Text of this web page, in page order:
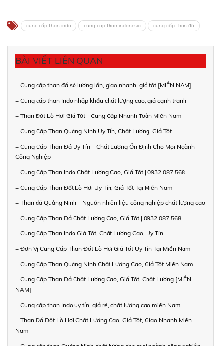
cung cấp than indo cung cap than indonesia cung cấp than đá
BÀI VIẾT LIÊN QUAN
+ Cung cấp than đá số lượng lớn, giao nhanh, giá tốt [MIỀN NAM]
+ Cung cấp than Indo nhập khẩu chất lượng cao, giá cạnh tranh
+ Than Đốt Lò Hơi Giá Tốt - Cung Cấp Nhanh Toàn Miền Nam
+ Cung Cấp Than Quảng Ninh Uy Tín, Chất Lượng, Giá Tốt
+ Cung Cấp Than Đá Uy Tín – Chất Lượng Ổn Định Cho Mọi Ngành
Công Nghiệp
+ Cung Cấp Than Indo Chất Lượng Cao, Giá Tốt | 0932 087 568
+ Cung Cấp Than Đốt Lò Hơi Uy Tín, Giá Tốt Tại Miền Nam
+ Than đá Quảng Ninh – Nguồn nhiên liệu công nghiệp chất lượng cao
+ Cung Cấp Than Đá Chất Lượng Cao, Giá Tốt | 0932 087 568
+ Cung Cấp Than Indo Giá Tốt, Chất Lượng Cao, Uy Tín
+ Đơn Vị Cung Cấp Than Đốt Lò Hơi Giá Tốt Uy Tín Tại Miền Nam
+ Cung Cấp Than Quảng Ninh Chất Lượng Cao, Giá Tốt Miền Nam
+ Cung Cấp Than Đá Chất Lượng Cao, Giá Tốt, Chất Lượng [MIỀN
NAM]
+ Cung cấp than Indo uy tín, giá rẻ, chất lượng cao miền Nam
+ Than Đá Đốt Lò Hơi Chất Lượng Cao, Giá Tốt, Giao Nhanh Miền
Nam